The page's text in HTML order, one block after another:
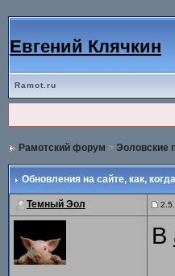
Евгений Клячкин
Ramot.ru
Рамотский форум > Эоловские
Обновления на сайте, как,
Темный Эол
В